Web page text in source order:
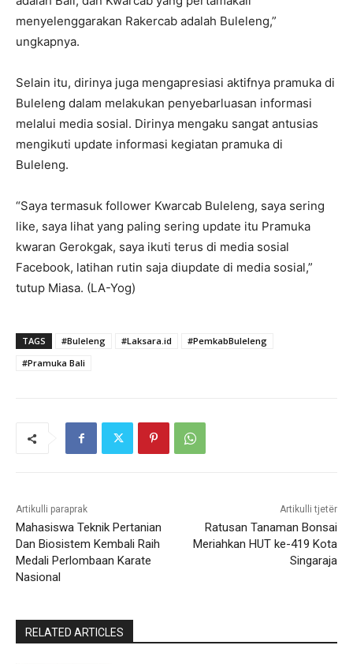
menyelenggarakan Rakercab adalah Buleleng,”
ungkapnya.
Selain itu, dirinya juga mengapresiasi aktifnya pramuka di
Buleleng dalam melakukan penyebarluasan informasi
melalui media sosial. Dirinya mengaku sangat antusias
mengikuti update informasi kegiatan pramuka di
Buleleng.
“Saya termasuk follower Kwarcab Buleleng, saya sering
like, saya lihat yang paling sering update itu Pramuka
kwaran Gerokgak, saya ikuti terus di media sosial
Facebook, latihan rutin saja diupdate di media sosial,”
tutup Miasa. (LA-Yog)
TAGS #Buleleng #Laksara.id
#PemkabBuleleng
#Pramuka Bali
Artikulli paraprak
Mahasiswa Teknik Pertanian
Dan Biosistem Kembali Raih
Medali Perlombaan Karate
Nasional
Artikulli tjetër
Ratusan Tanaman Bonsai
Meriahkan HUT ke-419 Kota
Singaraja
RELATED ARTICLES